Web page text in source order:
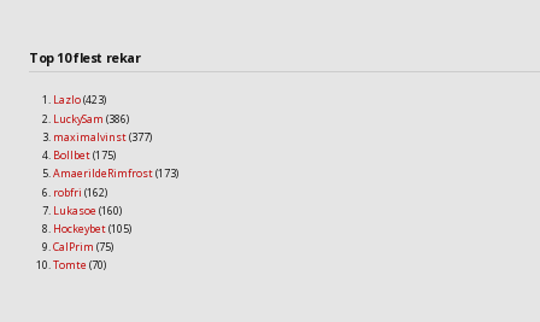
Top 10 flest rekar
Lazlo(423)
LuckySam (386)
maximalvinst(377)
Bollbet(175)
AmaerildeRimfrost(173)
robfri (162)
Lukasoe (160)
Hockeybet(105)
CalPrim (75)
Tomte (70)